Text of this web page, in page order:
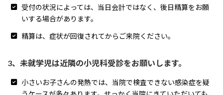
受付の状況によっては、当日会計ではなく、後日精算をお願
いする場合があります。
精算は、症状が回復されてからご来院ください。
3、未就学児は近隣の小児科受診をお願いします。
小さいお子さんの発熱では、当院で検査できない感染症を疑